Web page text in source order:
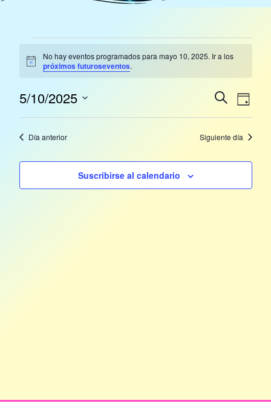
Aviso
No hay eventos programados para mayo 10, 2025. Ir a los
próximos futuroseventos.
y
de
Buscar
de
de
Día
5/10/2025
Seleccionar
fecha.
Día anterior Siguiente día
Suscribirse al calendario